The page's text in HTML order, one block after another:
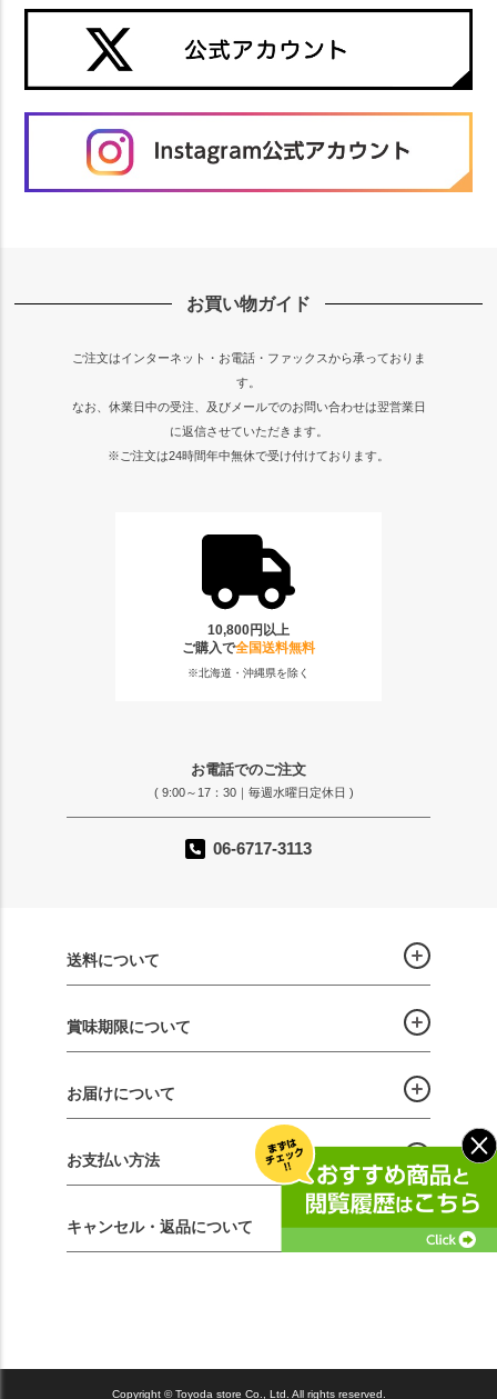
お買い物ガイド
ご注文はインターネット・お電話・ファックスから承っておりま
す。
なお、休業日中の受注、及びメールでのお問い合わせは翌営業日
に返信させていただきます。
※ご注文は24時間年中無休で受け付けております。
10,800円以上
ご購入で全国送料無料
※北海道・沖縄県を除く
お電話でのご注文
( 9:00～17：30｜毎週水曜日定休日 )
06-6717-3113
送料について
賞味期限について
お届けについて
お支払い方法
キャンセル・返品について
Copyright © Toyoda store Co., Ltd. All rights reserved.